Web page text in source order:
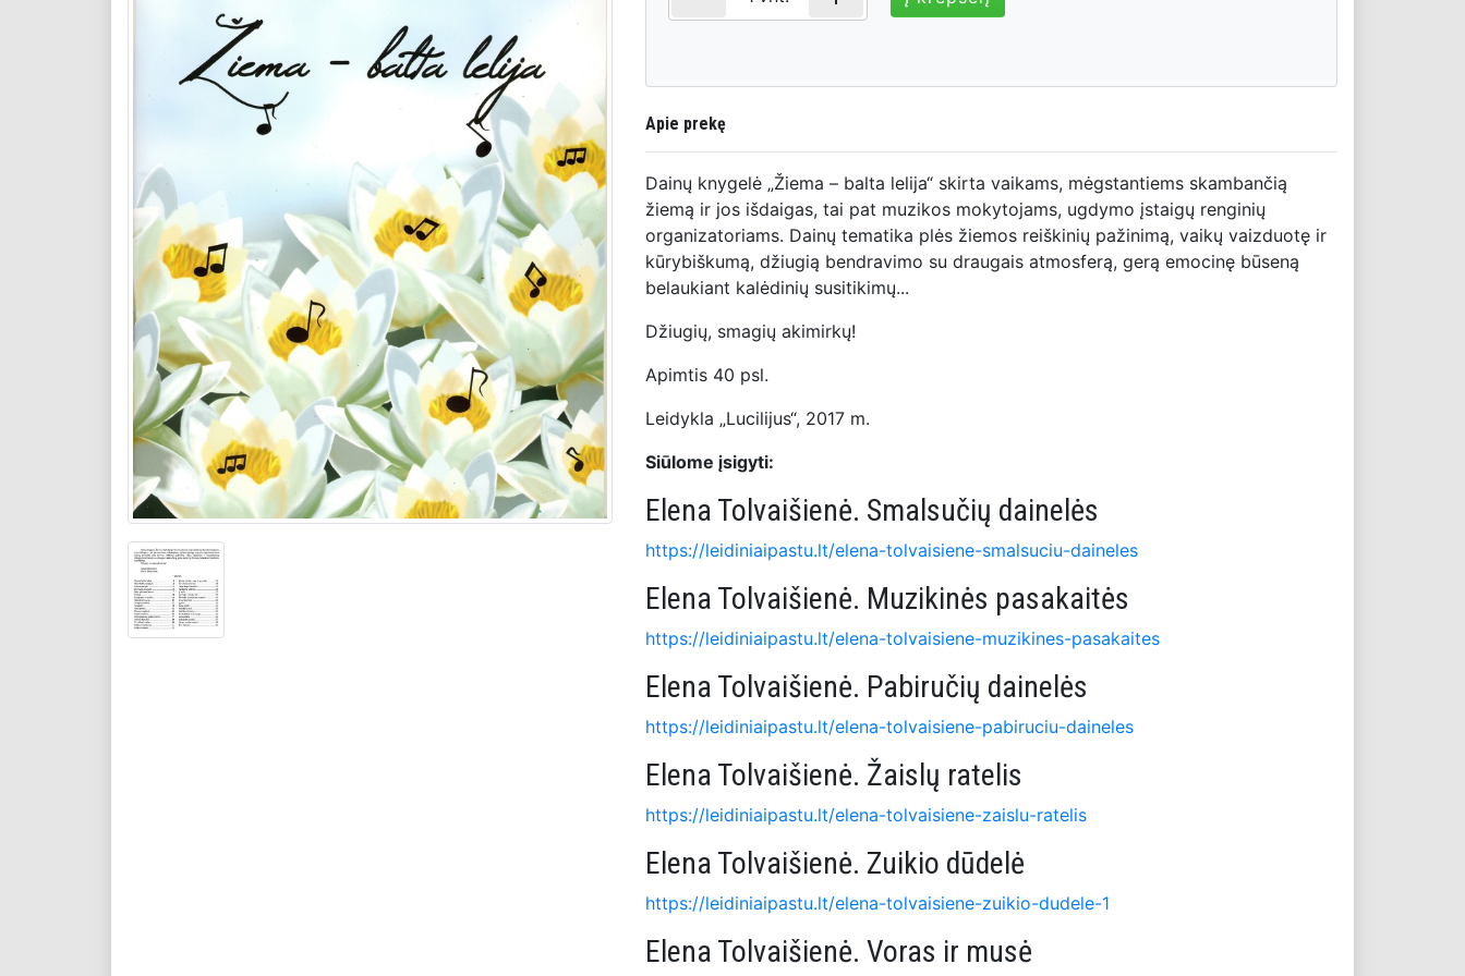
Apie prekę
Dainų knygelė „Žiema – balta lelija“ skirta vaikams, mėgstantiems skambančią
žiemą ir jos išdaigas, tai pat muzikos mokytojams, ugdymo įstaigų renginių
organizatoriams. Dainų tematika plės žiemos reiškinių pažinimą, vaikų vaizduotę ir
kūrybiškumą, džiugią bendravimo su draugais atmosferą, gerą emocinę būseną
belaukiant kalėdinių susitikimų...
Džiugių, smagių akimirkų!
Apimtis 40 psl.
Leidykla „Lucilijus“, 2017 m.
Siūlome įsigyti:
Elena Tolvaišienė. Smalsučių dainelės
https://leidiniaipastu.lt/elena-tolvaisiene-smalsuciu-daineles
Elena Tolvaišienė. Muzikinės pasakaitės
https://leidiniaipastu.lt/elena-tolvaisiene-muzikines-pasakaites
Elena Tolvaišienė. Pabiručių dainelės
https://leidiniaipastu.lt/elena-tolvaisiene-pabiruciu-daineles
Elena Tolvaišienė. Žaislų ratelis
https://leidiniaipastu.lt/elena-tolvaisiene-zaislu-ratelis
Elena Tolvaišienė. Zuikio dūdelė
https://leidiniaipastu.lt/elena-tolvaisiene-zuikio-dudele-1
Elena Tolvaišienė. Voras ir musė